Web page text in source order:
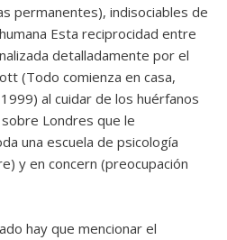
permanentes), indisociables de
Esta reciprocidad entre
detalladamente por el
(Todo comienza en casa,
al cuidar de los huérfanos
Londres que le
una escuela de psicología
y en concern (preocupación
hay que mencionar el